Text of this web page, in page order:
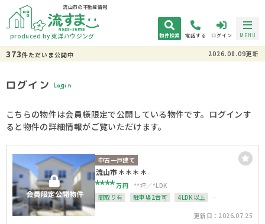
流山市の不動産情報
produced by 東洋ハウジング 物件検索 電話する ログイン MENU
373件ただいま公開中 2026.08.09更新
ログイン Login
こちらの物件は会員様限定で公開している物件です。ログインす
ると物件の詳細情報がご覧いただけます。
中古一戸建て
流山市＊＊＊＊
****万円 **坪
*LDK
間取り有
駐車場2台可
4LDK以上
更新日：2026.07.25